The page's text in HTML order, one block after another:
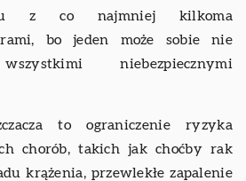
z co najmniej kilkoma
bo jeden może sobie nie
niebezpiecznymi
to ograniczenie ryzyka
chorób, takich jak choćby rak
krążenia, przewlekłe zapalenie